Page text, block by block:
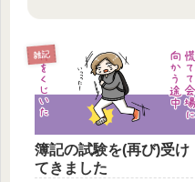
雑記
簿記の試験を(再び)受け
てきました